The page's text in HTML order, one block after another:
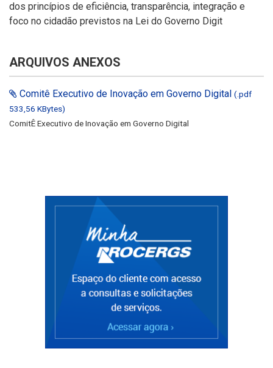
dos princípios de eficiência, transparência, integração e
foco no cidadão previstos na Lei do Governo Digit
ARQUIVOS ANEXOS
Comitê Executivo de Inovação em Governo Digital (.pdf
533,56 KBytes)
ComitÊ Executivo de Inovação em Governo Digital